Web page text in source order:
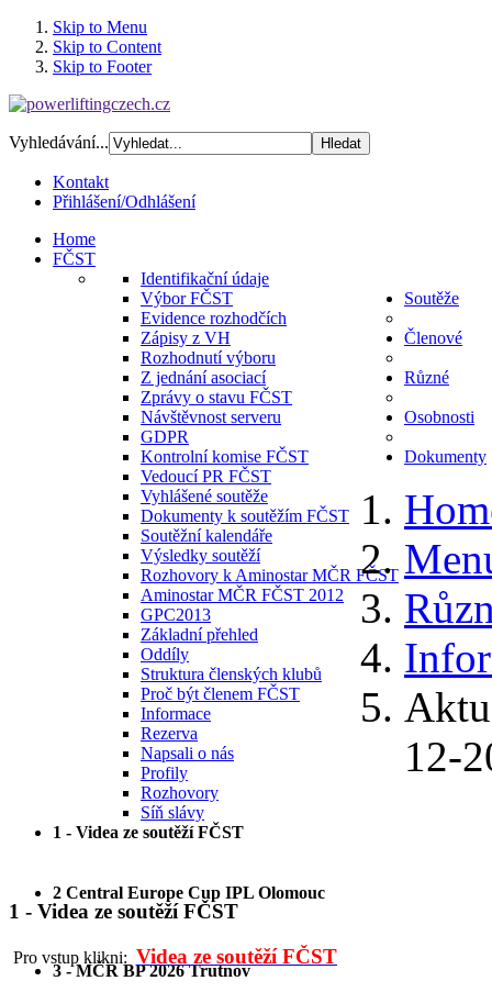
Skip to Menu
Skip to Content
Skip to Footer
Vyhledávání...
Kontakt
Přihlášení/Odhlášení
Home
FČST
Identifikační údaje
Výbor FČST
Evidence rozhodčích
Zápisy z VH
Rozhodnutí výboru
Z jednání asociací
Zprávy o stavu FČST
Návštěvnost serveru
GDPR
Kontrolní komise FČST
Vedoucí PR FČST
Soutěže
Vyhlášené soutěže
Dokumenty k soutěžím FČST
Soutěžní kalendáře
Výsledky soutěží
Rozhovory k Aminostar MČR FČST
Aminostar MČR FČST 2012
GPC2013
Členové
Základní přehled
Oddíly
Struktura členských klubů
Proč být členem FČST
Různé
Informace
Rezerva
Osobnosti
Napsali o nás
Profily
Rozhovory
Síň slávy
Dokumenty
12-
1 - Videa ze soutěží FČST
2 Central Europe Cup IPL Olomouc
3 - MČR BP 2026 Trutnov
1 - Videa ze soutěží FČST
Pro vstup klikni: Videa ze soutěží FČST